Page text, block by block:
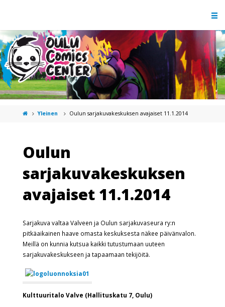
Yleinen Oulun sarjakuvakeskuksen avajaiset 11.1.2014
Oulun
sarjakuvakeskuksen
avajaiset 11.1.2014
Sarjakuva valtaa Valveen ja Oulun sarjakuvaseura ry:n
pitkäaikainen haave omasta keskuksesta näkee päivänvalon.
Meillä on kunnia kutsua kaikki tutustumaan uuteen
sarjakuvakeskukseen ja tapaamaan tekijöitä.
Kulttuuritalo Valve (Hallituskatu 7, Oulu)